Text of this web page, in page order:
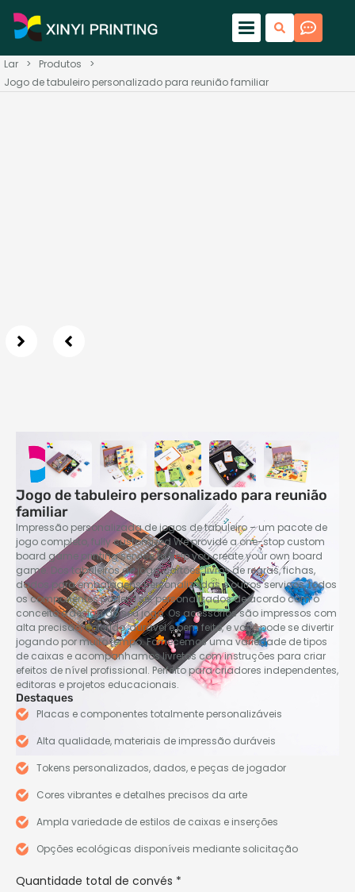
Lar > Produtos
>
Jogo de tabuleiro personalizado para reunião familiar
Jogo de tabuleiro personalizado para reunião
familiar
Impressão personalizada de jogos de tabuleiro – um pacote de
jogo completo,fully customized We provide a one-stop custom
board game printing service to help you create your own board
game. Dos tabuleiros de jogo, cartões, livros de regras, fichas,
dados para embalagens personalizadas e outros serviços, todos
os componentes podem ser personalizados de acordo com o
conceito e design do seu jogo. Os acessórios são impressos com
alta precisão, colorido, durável e bem feito, e você pode se divertir
jogando por muito tempo. Fornecemos uma variedade de tipos
de caixas e acompanhamos livretos com instruções para criar
efeitos de nível profissional. Perfeito para criadores independentes,
editoras e projetos educacionais.
Destaques
Placas e componentes totalmente personalizáveis
Alta qualidade, materiais de impressão duráveis
Tokens personalizados, dados, e peças de jogador
Cores vibrantes e detalhes precisos da arte
Ampla variedade de estilos de caixas e inserções
Opções ecológicas disponíveis mediante solicitação
Quantidade total de convés *